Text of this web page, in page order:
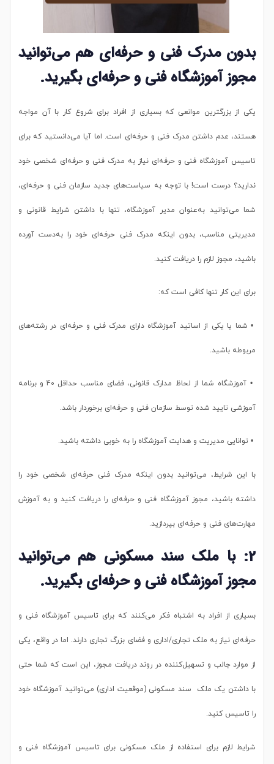
بدون مدرک فنی و حرفه‌ای هم می‌توانید
مجوز آموزشگاه فنی و حرفه‌ای بگیرید.
یکی از بزرگترین موانعی که بسیاری از افراد برای شروع کار با آن مواجه
هستند، عدم داشتن مدرک فنی و حرفه‌ای است. اما آیا می‌دانستید که برای
تاسیس آموزشگاه فنی و حرفه‌ای نیاز به مدرک فنی و حرفه‌ای شخصی خود
ندارید؟ درست است! با توجه به سیاست‌های جدید سازمان فنی و حرفه‌ای،
شما می‌توانید به‌عنوان مدیر آموزشگاه، تنها با داشتن شرایط قانونی و
مدیریتی مناسب، بدون اینکه مدرک فنی حرفه‌ای خود را به‌دست آورده
باشید، مجوز لازم را دریافت کنید.
برای این کار تنها کافی است که:
• شما یا یکی از اساتید آموزشگاه دارای مدرک فنی و حرفه‌ای در رشته‌های
مربوطه باشید.
• آموزشگاه شما از لحاظ مدارک قانونی، فضای مناسب حداقل 40 و برنامه
آموزشی تایید شده توسط سازمان فنی و حرفه‌ای برخوردار باشد.
• توانایی مدیریت و هدایت آموزشگاه را به خوبی داشته باشید.
با این شرایط، می‌توانید بدون اینکه مدرک فنی حرفه‌ای شخصی خود را
داشته باشید، مجوز آموزشگاه فنی و حرفه‌ای را دریافت کنید و به آموزش
مهارت‌های فنی و حرفه‌ای بپردازید.
2: با ملک سند مسکونی هم می‌توانید
مجوز آموزشگاه فنی و حرفه‌ای بگیرید.
بسیاری از افراد به اشتباه فکر می‌کنند که برای تاسیس آموزشگاه فنی و
حرفه‌ای نیاز به ملک تجاری/اداری و فضای بزرگ تجاری دارند. اما در واقع، یکی
از موارد جالب و تسهیل‌کننده در روند دریافت مجوز، این است که شما حتی
با داشتن یک ملک سند مسکونی (موقعیت اداری) می‌توانید آموزشگاه خود
را تاسیس کنید.
شرایط لازم برای استفاده از ملک مسکونی برای تاسیس آموزشگاه فنی و